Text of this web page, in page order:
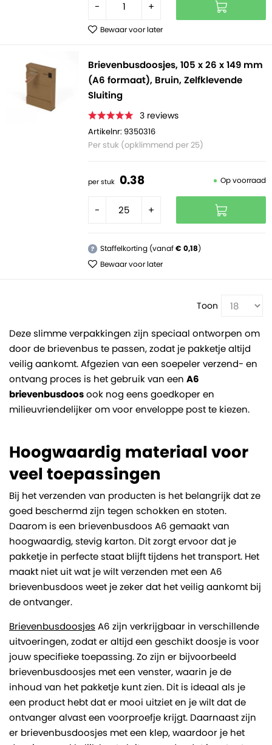
- +
Bewaar voor later
Brievenbusdoosjes, 105 x 26 x 149 mm
(A6 formaat), Bruin, Zelfklevende
Sluiting
3 reviews
Artikelnr: 9350316
Per stuk (opklimmend per 25)
per stuk 0.38 Op voorraad
- +
? Staffelkorting (vanaf€ 0,18)
Bewaar voor later
Toon
Deze slimme verpakkingen zijn speciaal ontworpen om
door de brievenbus te passen, zodat je pakketje altijd
veilig aankomt. Afgezien van een soepeler verzend- en
ontvang proces is het gebruik van een A6
brievenbusdoosook nog eens goedkoper en
milieuvriendelijker om voor enveloppe post te kiezen.
Hoogwaardig materiaal voor
veel toepassingen
Bij het verzenden van producten is het belangrijk dat ze
goed beschermd zijn tegen schokken en stoten.
Daarom is een brievenbusdoos A6 gemaakt van
hoogwaardig, stevig karton. Dit zorgt ervoor dat je
pakketje in perfecte staat blijft tijdens het transport. Het
maakt niet uit wat je wilt verzenden met een A6
brievenbusdoos weet je zeker dat het veilig aankomt bij
de ontvanger.
Brievenbusdoosjes A6 zijn verkrijgbaar in verschillende
uitvoeringen, zodat er altijd een geschikt doosje is voor
jouw specifieke toepassing. Zo zijn er bijvoorbeeld
brievenbusdoosjes met een venster, waarin je de
inhoud van het pakketje kunt zien. Dit is ideaal als je
een product hebt dat er mooi uitziet en je wilt dat de
ontvanger alvast een voorproefje krijgt. Daarnaast zijn
er brievenbusdoosjes met een klep, waardoor je het